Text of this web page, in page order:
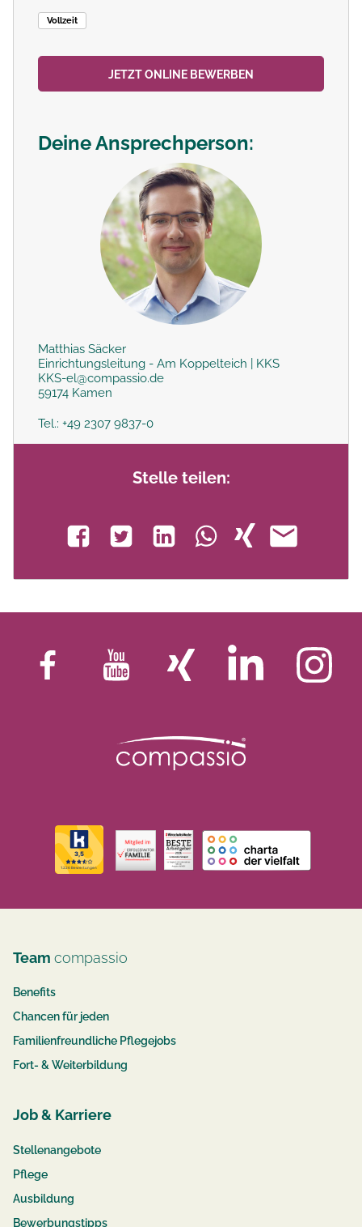
Vollzeit
JETZT ONLINE BEWERBEN
Deine Ansprechperson:
Matthias Säcker
Einrichtungsleitung - Am Koppelteich | KKS
KKS-el@compassio.de
59174 Kamen
Tel.: +49 2307 9837-0
Stelle teilen:
Team compassio
Benefits
Chancen für jeden
Familienfreundliche Pflegejobs
Fort- & Weiterbildung
Job & Karriere
Stellenangebote
Pflege
Ausbildung
Bewerbungstipps